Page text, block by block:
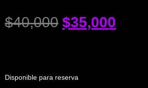
$40,000 $35,000
Disponible para reserva